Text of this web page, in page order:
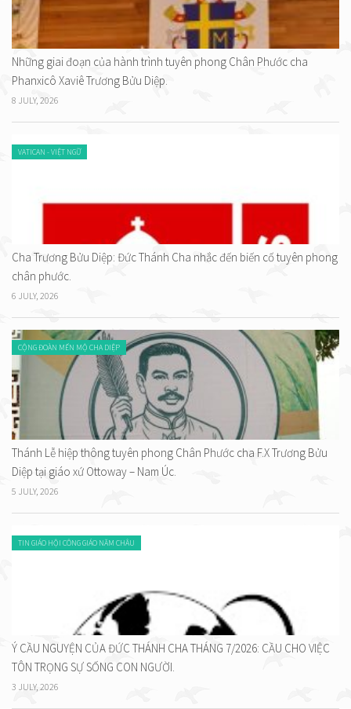
Những giai đoạn của hành trình tuyên phong Chân Phước cha
Phanxicô Xaviê Trương Bửu Diệp.
8 JULY, 2026
VATICAN - VIỆT NGỮ
Cha Trương Bửu Diệp: Đức Thánh Cha nhắc đến biến cố tuyên phong
chân phước.
6 JULY, 2026
CỘNG ĐOÀN MẾN MỘ CHA DIỆP
Thánh Lễ hiệp thông tuyên phong Chân Phước cha F.X Trương Bửu
Diệp tại giáo xứ Ottoway – Nam Úc.
5 JULY, 2026
TIN GIÁO HỘI CÔNG GIÁO NĂM CHÂU
Ý CẦU NGUYỆN CỦA ĐỨC THÁNH CHA THÁNG 7/2026: CẦU CHO VIỆC
TÔN TRỌNG SỰ SỐNG CON NGƯỜI.
3 JULY, 2026